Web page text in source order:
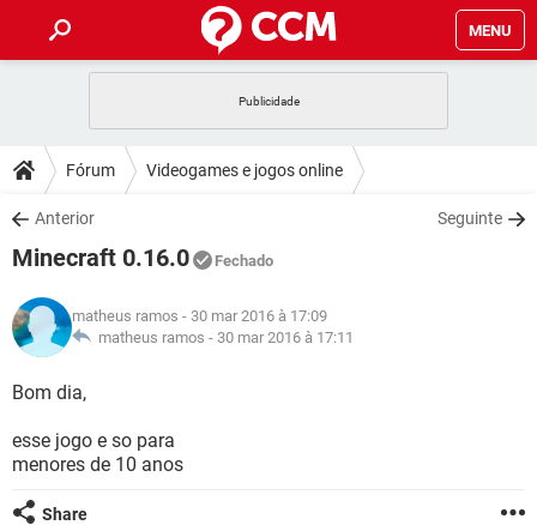
MENU
CELULAR FACEBOOK
OUTLOOK
INSTAGRAM
GUIA DE COMPRAS
DICAS
JOGOS WHATSAPP
INSTAGRAM GMAIL
GUIA DE COMPRAS
DOWNLOADS
JOGOS
CELULAR
OUTLOOK EXCEL
INSTAGRAM
JOGOS WHATSAPP
CELULAR
OUTLOOK
INSTAGRAM
GLOSSÁRIO
JOGOS
OUTLOOK
INSTAGRAM
Fórum Videogames e jogos online
Anterior Seguinte
Minecraft 0.16.0 Fechado
matheus ramos - 30 mar 2016 à 17:09
matheus ramos - 30 mar 2016 à 17:11
Bom dia,
esse jogo e so para
menores de 10 anos
Share